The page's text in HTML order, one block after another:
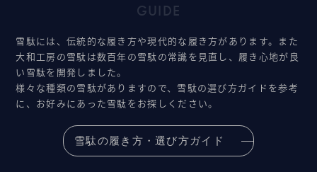
GUIDE
雪駄には、伝統的な履き方や現代的な履き方があります。また
大和工房の雪駄は数百年の雪駄の常識を見直し、履き心地が良
い雪駄を開発しました。
様々な種類の雪駄がありますので、雪駄の選び方ガイドを参考
に、お好みにあった雪駄をお探しください。
雪駄の履き方・選び方ガイド